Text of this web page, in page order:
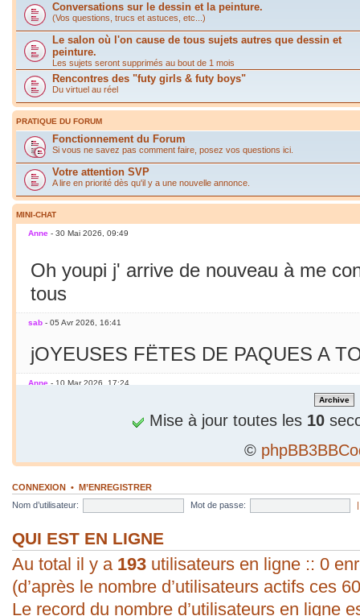
Conversations sur le dessin et la peinture.
(Vos questions, trucs et astuces, etc...)
Le salon où l'on cause de tous sujets autres que dessin et
peinture.
Les sujets seront supprimés au bout de 1 mois
Rencontres des "futy girls & futy boys"
Du virtuel au réel
PRATIQUE DU FORUM
Fonctionnement du Forum
Si vous ne savez pas comment faire, posez vos questions ici.
Votre attention SVP
A lire en priorité dès qu'il y a une nouvelle annonce.
MINI-CHAT
Anne - 30 Mai 2026, 09:49
Oh youpi j' arrive de nouveau à me
tous
sab - 05 Avr 2026, 16:41
jOYEUSES FËTES DE PAQUES A
Anne - 10 Mar 2026, 17:24
Jamais essayé avec le smarphone
C'est le printemps ! Soleil chaleur...
en mars seulement !
sab - 09 Mar 2026, 19:56
bonjour ! vous arrivez à poster une
évident pour moi. Vive les P.C. ;).
Mise à jour toutes les 10
©
CONNEXION • M’ENREGISTRER
Nom d’utilisateur:
Mot de passe:
QUI EST EN LIGNE
Au total il y a 193 utilisateurs en ligne :: 0
(d’après le nombre d’utilisateurs actifs ces
Le record du nombre d’utilisateurs en ligne